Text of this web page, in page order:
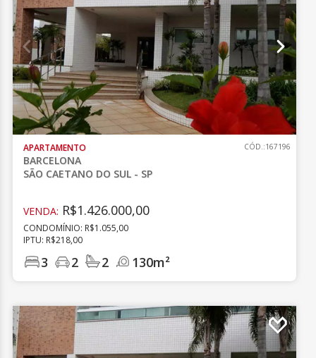
APARTAMENTO
BARCELONA
SÃO CAETANO DO SUL - SP
CÓD.:167196
VENDA: R$1.426.000,00
CONDOMÍNIO: R$1.055,00
IPTU: R$218,00
3 2 2 130m²